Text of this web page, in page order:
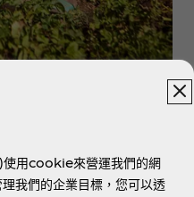
使用cookie來營運我們的網
我們的企業目標，您可以透